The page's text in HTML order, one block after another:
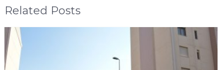
Related Posts